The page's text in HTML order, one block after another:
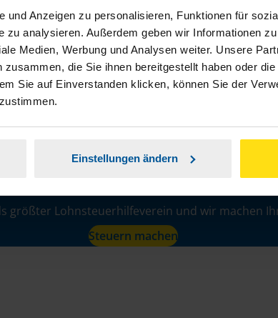
und Anzeigen zu personalisieren, Funktionen für
zu analysieren. Außerdem geben wir Informationen
Medien, Werbung und Analysen weiter. Unsere
die Sie ihnen bereitgestellt haben oder
Sie auf Einverstanden klicken, können Sie der
zustimmen.
Einstellungen ändern
für Sie die komplette
mit dem Finanzamt.
Im
Sie uns
größter Lohnsteuerhilfeverein und wir machen
Steuern machen